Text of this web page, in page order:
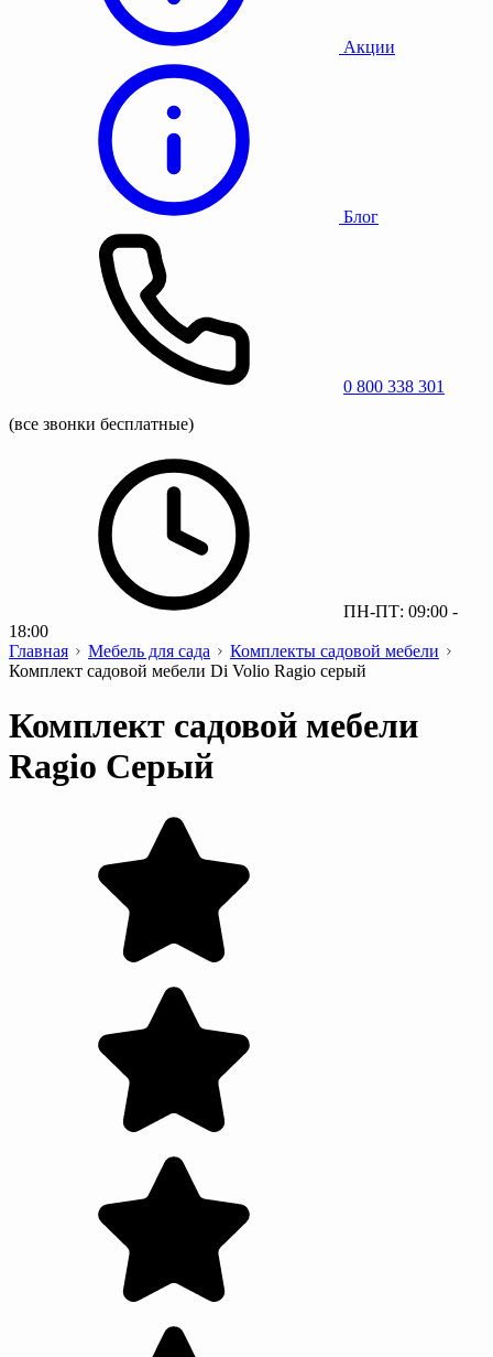
Акции
Блог
0 800 338 301
(все звонки бесплатные)
ПН-ПТ: 09:00 -
18:00
Главная
Мебель для сада
Комплекты садовой мебели
Комплект садовой мебели Di Volio Ragio серый
Комплект садовой мебели
Ragio Серый